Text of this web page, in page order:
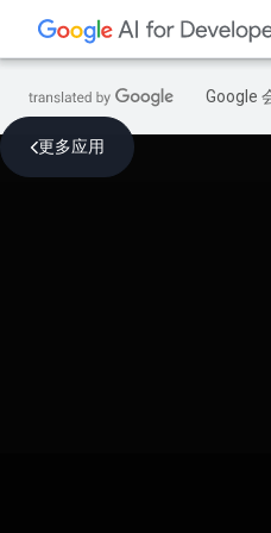
Google
更多应用